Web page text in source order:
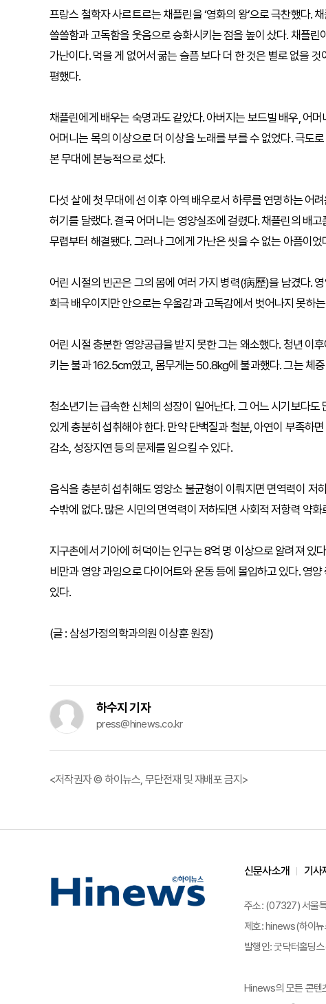
프랑스 철학자 사르트르는 채플린을 ‘영화의 왕’으로 극찬했다.
쓸쓸함과 고독함을 웃음으로 승화시키는 점을 높이 샀다. 채플
가난이다. 먹을 게 없어서 굶는 슬픔 보다 더 한 것은 별로 없을
평했다.
채플린에게 배우는 숙명과도 같았다. 아버지는 보드빌 배우, 어
어머니는 목의 이상으로 더 이상을 노래를 부를 수 없었다. 극도
본 무대에 본능적으로 섰다.
다섯 살에 첫 무대에 선 이후 아역 배우로서 하루를 연명하는 어
허기를 달랬다. 결국 어머니는 영양실조에 걸렸다. 채플린의 배
무렵부터 해결됐다. 그러나 그에게 가난은 씻을 수 없는 아픔이었
어린 시절의 빈곤은 그의 몸에 여러 가지 병력(病歷)을 남겼다.
희극 배우이지만 안으로는 우울감과 고독감에서 벗어나지 못하
어린 시절 충분한 영양공급을 받지 못한 그는 왜소했다. 청년 이
키는 불과 162.5cm였고, 몸무게는 50.8kg에 불과했다. 그는 체
청소년기는 급속한 신체의 성장이 일어난다. 그 어느 시기보다
있게 충분히 섭취해야 한다. 만약 단백질과 철분, 아연이 부족하
감소, 성장지연 등의 문제를 일으킬 수 있다.
음식을 충분히 섭취해도 영양소 불균형이 이뤄지면 면역력이 저
수밖에 없다. 많은 시민의 면역력이 저하되면 사회적 저항력 약
지구촌에서 기아에 허덕이는 인구는 8억 명 이상으로 알려져 있
비만과 영양 과잉으로 다이어트와 운동 등에 몰입하고 있다. 영
있다.
(글 : 삼성가정의학과의원 이상훈 원장)
하수지 기자
press@hinews.co.kr
<저작권자 © 하이뉴스, 무단전재 및 재배포 금지>
신문사소개 기사
주소: (07327) 서울
제호: hinews(하이
발행인: 굿닥터홀딩
Hinews의 모든 콘텐